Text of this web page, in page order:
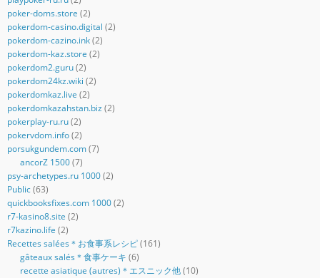
poker-doms.store (2)
pokerdom-casino.digital (2)
pokerdom-cazino.ink(2)
pokerdom-kaz.store (2)
pokerdom2.guru(2)
pokerdom24kz.wiki (2)
pokerdomkaz.live (2)
pokerdomkazahstan.biz (2)
pokerplay-ru.ru(2)
pokervdom.info(2)
porsukgundem.com(7)
ancorZ 1500(7)
psy-archetypes.ru 1000(2)
Public(63)
quickbooksfixes.com 1000(2)
r7-kasino8.site (2)
r7kazino.life (2)
Recettes salées＊お食事系レシピ(161)
gâteaux salés＊食事ケーキ (6)
recette asiatique (autres)＊エスニック他(10)